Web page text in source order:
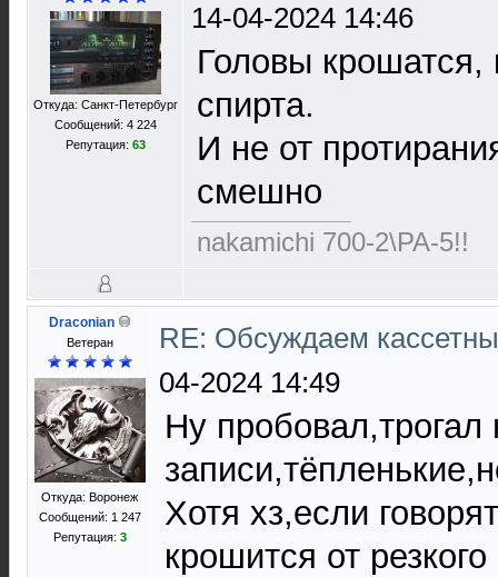
Откуда: Санкт-Петербург
Сообщений: 4 224
Репутация: 63
14-04-2024 14:46
Головы крошатся,
спирта.
И не от
смешно
nakamichi 700-2\PA-5!!
Draconian
Ветеран
Откуда: Воронеж
Сообщений: 1 247
Репутация: 3
RE: Обсуждаем
04-2024 14:49
Ну пробовал,трогал
Хотя хз,если
крошится от резкого